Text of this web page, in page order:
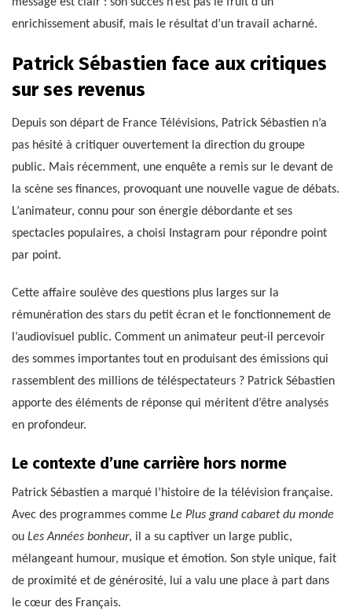
message est clair : son succès n’est pas le fruit d’un
enrichissement abusif, mais le résultat d’un travail acharné.
Patrick Sébastien face aux critiques
sur ses revenus
Depuis son départ de France Télévisions, Patrick Sébastien n’a
pas hésité à critiquer ouvertement la direction du groupe
public. Mais récemment, une enquête a remis sur le devant de
la scène ses finances, provoquant une nouvelle vague de débats.
L’animateur, connu pour son énergie débordante et ses
spectacles populaires, a choisi Instagram pour répondre point
par point.
Cette affaire soulève des questions plus larges sur la
rémunération des stars du petit écran et le fonctionnement de
l’audiovisuel public. Comment un animateur peut-il percevoir
des sommes importantes tout en produisant des émissions qui
rassemblent des millions de téléspectateurs ? Patrick Sébastien
apporte des éléments de réponse qui méritent d’être analysés
en profondeur.
Le contexte d’une carrière hors norme
Patrick Sébastien a marqué l’histoire de la télévision française.
Avec des programmes comme Le Plus grand cabaret du monde
ou Les Années bonheur, il a su captiver un large public,
mélangeant humour, musique et émotion. Son style unique, fait
de proximité et de générosité, lui a valu une place à part dans
le cœur des Français.